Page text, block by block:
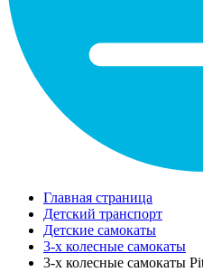
Главная страница
Детский транспорт
Детские самокаты
3-х колесные самокаты
3-х колесные самокаты